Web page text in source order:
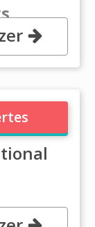
Qusais 2,